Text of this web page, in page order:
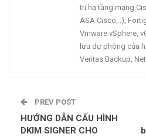
trị hạ tầng mạng
ASA Cisco,..),
Vmware vSphere,
lưu dự phòng của
Veritas Backup,
PREV POST
HƯỚNG DẪN CẤU HÌNH
DKIM SIGNER CHO